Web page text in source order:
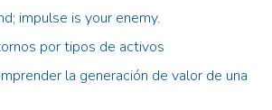
impulse is your enemy.
por tipos de activos
la generación de valor de una